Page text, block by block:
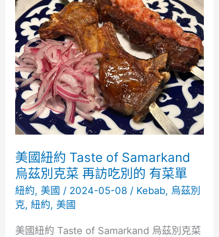
Mama
(Thai
Sliders
&
Co.)
泰
式
簡
單
吃
美國紐約 Taste of Samarkand
烏茲別克菜 再訪吃別的 有菜單
紐約, 美國 / 2024-05-08 / Kebab, 烏茲別
克, 紐約, 美國
美國紐約 Taste of Samarkand 烏茲別克菜